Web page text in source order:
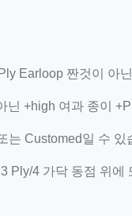
Earloop 짠것이 아
닌 +high 여과 종이
는 Customed일 수 있
Ply/4 가닥 동점 위에